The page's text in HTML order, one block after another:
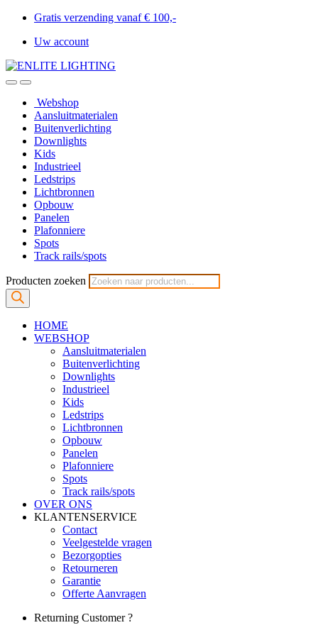
Gratis verzending vanaf € 100,-
Uw account
Webshop
Aansluitmaterialen
Buitenverlichting
Downlights
Kids
Industrieel
Ledstrips
Lichtbronnen
Opbouw
Panelen
Plafonniere
Spots
Track rails/spots
Producten zoeken
HOME
WEBSHOP
Aansluitmaterialen
Buitenverlichting
Downlights
Industrieel
Kids
Ledstrips
Lichtbronnen
Opbouw
Panelen
Plafonniere
Spots
Track rails/spots
OVER ONS
KLANTENSERVICE
Contact
Veelgestelde vragen
Bezorgopties
Retourneren
Garantie
Offerte Aanvragen
Returning Customer ?